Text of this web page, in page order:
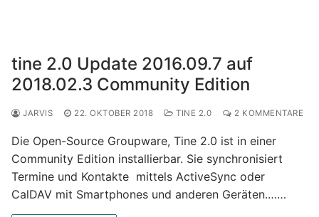
tine 2.0 Update 2016.09.7 auf
2018.02.3 Community Edition
JARVIS 22. OKTOBER 2018 TINE 2.0 2 KOMMENTARE
Die Open-Source Groupware, Tine 2.0 ist in einer
Community Edition installierbar. Sie synchronisiert
Termine und Kontakte mittels ActiveSync oder
CalDAV mit Smartphones und anderen Geräten.……